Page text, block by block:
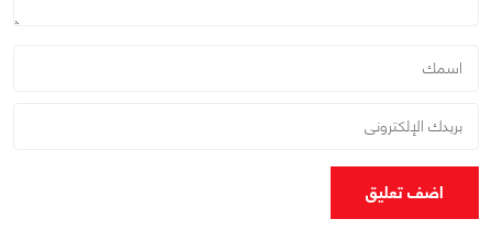
اضف تعليق